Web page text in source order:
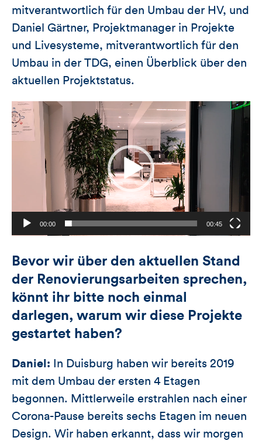
mitverantwortlich für den Umbau der HV, und
Daniel Gärtner, Projektmanager in Projekte
und Livesysteme, mitverantwortlich für den
Umbau in der TDG, einen Überblick über den
aktuellen Projektstatus.
Video-
Player
00:00 00:45
Bevor wir über den aktuellen Stand
der Renovierungsarbeiten sprechen,
könnt ihr bitte noch einmal
darlegen, warum wir diese Projekte
gestartet haben?
Daniel: In Duisburg haben wir bereits 2019
mit dem Umbau der ersten 4 Etagen
begonnen. Mittlerweile erstrahlen nach einer
Corona-Pause bereits sechs Etagen im neuen
Design. Wir haben erkannt, dass wir morgen